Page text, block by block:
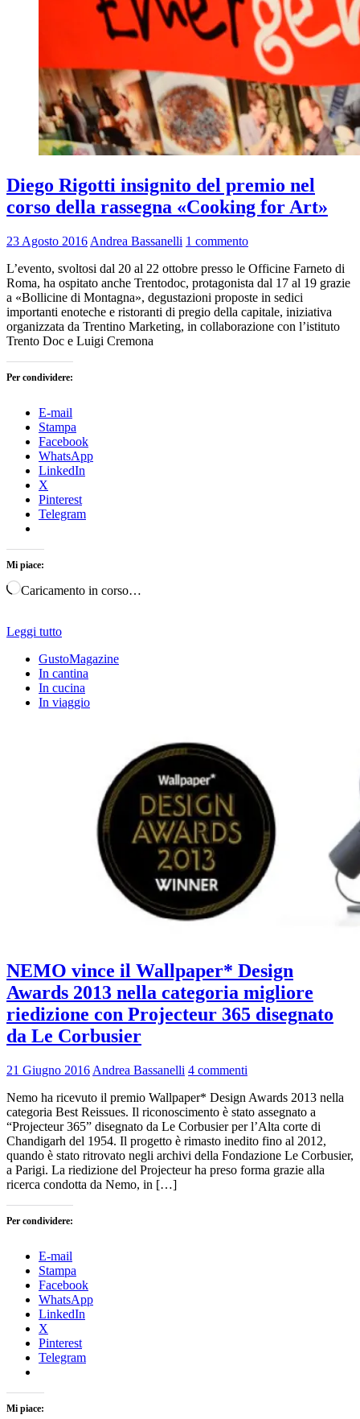
Diego Rigotti insignito del premio nel
corso della rassegna «Cooking for Art»
23 Agosto 2016 Andrea Bassanelli 1 commento
L’evento, svoltosi dal 20 al 22 ottobre presso le Officine Farneto di
Roma, ha ospitato anche Trentodoc, protagonista dal 17 al 19 grazie
a «Bollicine di Montagna», degustazioni proposte in sedici
importanti enoteche e ristoranti di pregio della capitale, iniziativa
organizzata da Trentino Marketing, in collaborazione con l’istituto
Trento Doc e Luigi Cremona
Per condividere:
E-mail
Stampa
Facebook
WhatsApp
LinkedIn
X
Pinterest
Telegram
Mi piace:
Caricamento in corso…
Leggi tutto
GustoMagazine
In cantina
In cucina
In viaggio
NEMO vince il Wallpaper* Design
Awards 2013 nella categoria migliore
riedizione con Projecteur 365 disegnato
da Le Corbusier
21 Giugno 2016 Andrea Bassanelli 4 commenti
Nemo ha ricevuto il premio Wallpaper* Design Awards 2013 nella
categoria Best Reissues. Il riconoscimento è stato assegnato a
“Projecteur 365” disegnato da Le Corbusier per l’Alta corte di
Chandigarh del 1954. Il progetto è rimasto inedito fino al 2012,
quando è stato ritrovato negli archivi della Fondazione Le Corbusier,
a Parigi. La riedizione del Projecteur ha preso forma grazie alla
ricerca condotta da Nemo, in […]
Per condividere:
E-mail
Stampa
Facebook
WhatsApp
LinkedIn
X
Pinterest
Telegram
Mi piace: